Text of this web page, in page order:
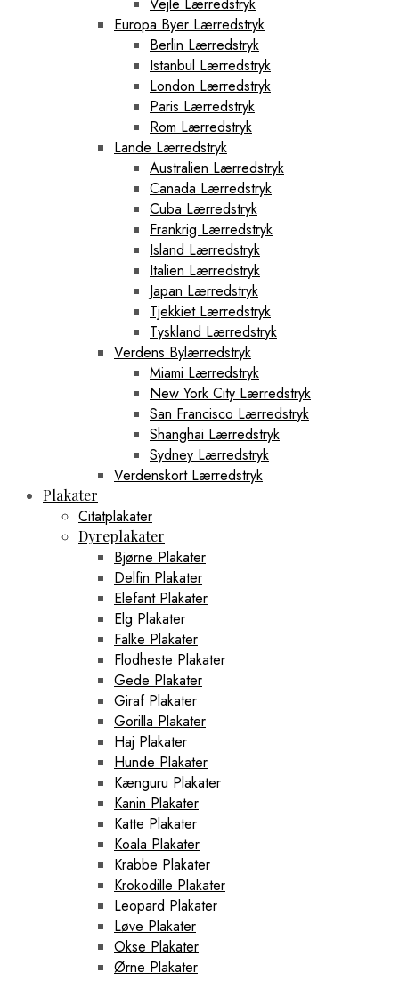
Vejle Lærredstryk
Europa Byer Lærredstryk
Berlin Lærredstryk
Istanbul Lærredstryk
London Lærredstryk
Paris Lærredstryk
Rom Lærredstryk
Lande Lærredstryk
Australien Lærredstryk
Canada Lærredstryk
Cuba Lærredstryk
Frankrig Lærredstryk
Island Lærredstryk
Italien Lærredstryk
Japan Lærredstryk
Tjekkiet Lærredstryk
Tyskland Lærredstryk
Verdens Bylærredstryk
Miami Lærredstryk
New York City Lærredstryk
San Francisco Lærredstryk
Shanghai Lærredstryk
Sydney Lærredstryk
Verdenskort Lærredstryk
Plakater
Citatplakater
Dyreplakater
Bjørne Plakater
Delfin Plakater
Elefant Plakater
Elg Plakater
Falke Plakater
Flodheste Plakater
Gede Plakater
Giraf Plakater
Gorilla Plakater
Haj Plakater
Hunde Plakater
Kænguru Plakater
Kanin Plakater
Katte Plakater
Koala Plakater
Krabbe Plakater
Krokodille Plakater
Leopard Plakater
Løve Plakater
Okse Plakater
Ørne Plakater